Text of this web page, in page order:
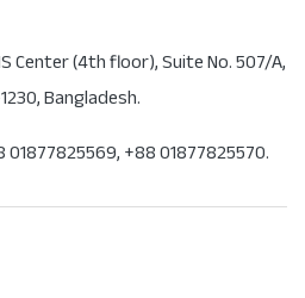
Center (4th floor), Suite No. 507/A,
Bangladesh.
01877825569, +88 01877825570.